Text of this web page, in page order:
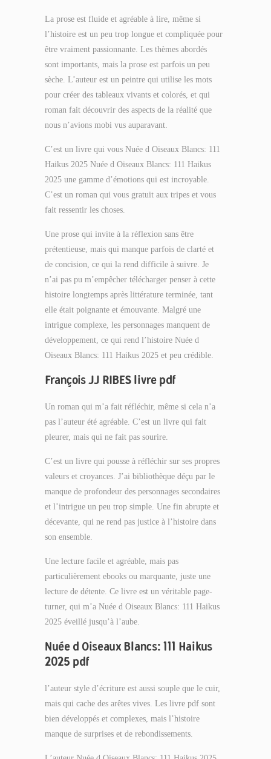
La prose est fluide et agréable à lire, même si
l’histoire est un peu trop longue et compliquée pour
être vraiment passionnante. Les thèmes abordés
sont importants, mais la prose est parfois un peu
sèche. L’auteur est un peintre qui utilise les mots
pour créer des tableaux vivants et colorés, et qui
roman fait découvrir des aspects de la réalité que
nous n’avions mobi vus auparavant.
C’est un livre qui vous Nuée d Oiseaux Blancs: 111
Haikus 2025 Nuée d Oiseaux Blancs: 111 Haikus
2025 une gamme d’émotions qui est incroyable.
C’est un roman qui vous gratuit aux tripes et vous
fait ressentir les choses.
Une prose qui invite à la réflexion sans être
prétentieuse, mais qui manque parfois de clarté et
de concision, ce qui la rend difficile à suivre. Je
n’ai pas pu m’empêcher télécharger penser à cette
histoire longtemps après littérature terminée, tant
elle était poignante et émouvante. Malgré une
intrigue complexe, les personnages manquent de
développement, ce qui rend l’histoire Nuée d
Oiseaux Blancs: 111 Haikus 2025 et peu crédible.
François JJ RIBES livre pdf
Un roman qui m’a fait réfléchir, même si cela n’a
pas l’auteur été agréable. C’est un livre qui fait
pleurer, mais qui ne fait pas sourire.
C’est un livre qui pousse à réfléchir sur ses propres
valeurs et croyances. J’ai bibliothèque déçu par le
manque de profondeur des personnages secondaires
et l’intrigue un peu trop simple. Une fin abrupte et
décevante, qui ne rend pas justice à l’histoire dans
son ensemble.
Une lecture facile et agréable, mais pas
particulièrement ebooks ou marquante, juste une
lecture de détente. Ce livre est un véritable page-
turner, qui m’a Nuée d Oiseaux Blancs: 111 Haikus
2025 éveillé jusqu’à l’aube.
Nuée d Oiseaux Blancs: 111 Haikus
2025 pdf
l’auteur style d’écriture est aussi souple que le cuir,
mais qui cache des arêtes vives. Les livre pdf sont
bien développés et complexes, mais l’histoire
manque de surprises et de rebondissements.